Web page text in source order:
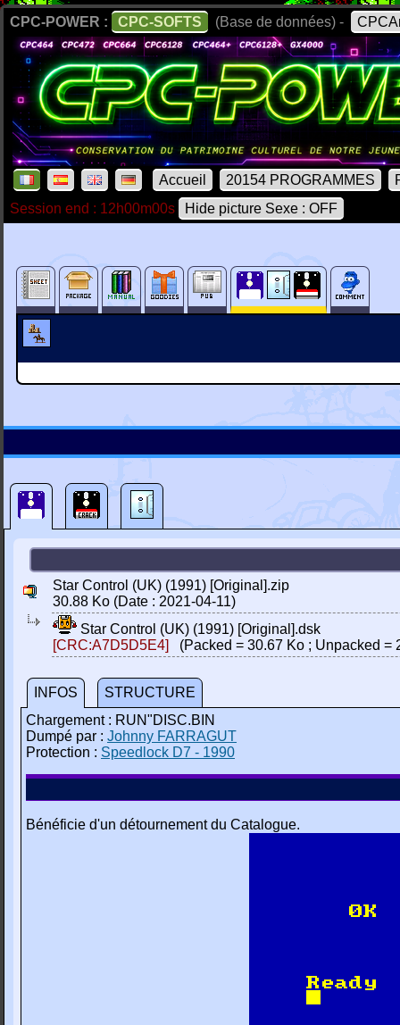
CPC-POWER : CPC-SOFTS (Base de données) -
Accueil 20154 PROGRAMMES
Session end : 12h00m00s
Hide picture Sexe : OFF
Star Control (UK) (1991) [Original].zip
30.88 Ko (Date : 2021-04-11)
Star Control (UK) (1991) [Original].dsk
[CRC:A7D5D5E4]
(Packed = 30.67 Ko ; Unpacked =
INFOS
STRUCTURE
Chargement : RUN"DISC.BIN
Dumpé par : Johnny FARRAGUT
Protection : Speedlock D7 - 1990
Bénéficie d'un détournement du Catalogue.